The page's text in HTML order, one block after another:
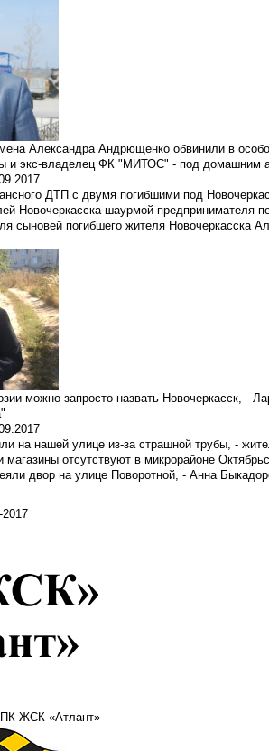
Александра Андрющенко обвинили в
и экс-владелец ФК "МИТОС" - под домашним
ДТП с двумя погибшими под
Новочеркасска шаурмой предпринимателя
сыновей погибшего жителя Новочеркасска
можно запросто назвать Новочеркасск, -
на нашей улице из-за страшной трубы, -
магазины отсутствуют в микрорайоне
двор на улице Поворотной, - Анна
ПК ЖСК «Атлант»